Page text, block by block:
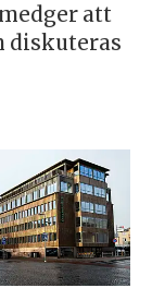
att
diskuteras